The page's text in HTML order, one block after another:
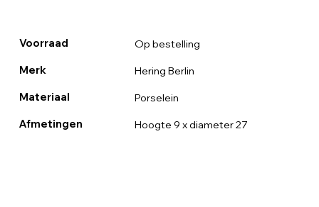
Voorraad Op bestelling
Merk Hering Berlin
Materiaal Porselein
Afmetingen Hoogte 9 x diameter 27